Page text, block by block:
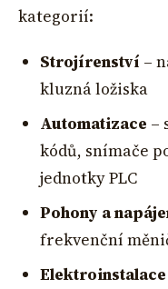
kategorií:
Strojírenství –
kluzná ložiska
Automatizace –
kódů, snímače
jednotky PLC
Pohony a
frekvenční
Elektroinstalace